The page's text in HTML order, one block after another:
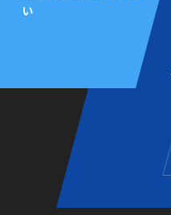
い